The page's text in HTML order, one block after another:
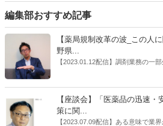
割が抗菌薬の効果について「ウイ
ことなどがわかった。同センター
れており、薬の正しい使用のため
としている。
編集部おすすめ記事
【薬局規制改革の波_この人
野県...
【2023.01.12配信】調剤業務の一
界への規制改革の波。この規制改
はないだろうか。本紙ではこうし
師の業務及び薬局の機能に関する
ても出席していたイイジマ薬局（
【座談会】「医薬品の迅速
策に関...
【2023.07.09配信】ある意味で業